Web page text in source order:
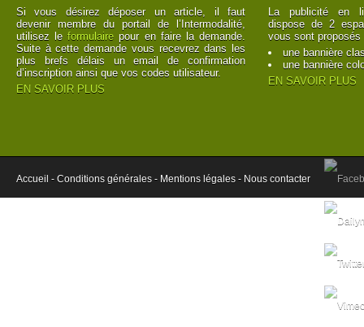
Si vous désirez déposer un article, il faut
devenir membre du portail de l’Intermodalité,
utilisez leformulaire pour en faire la demande.
Suite à cette demande vous recevrez dans les
plus brefs délais un email de confirmation
d’inscription ainsi que vos codes utilisateur.
EN SAVOIR PLUS
La publicité en
dispose de 2
vous sont proposés
une bannière
une bannière
EN SAVOIR PLUS
Accueil - Conditions générales - Mentions légales - Nous contacter